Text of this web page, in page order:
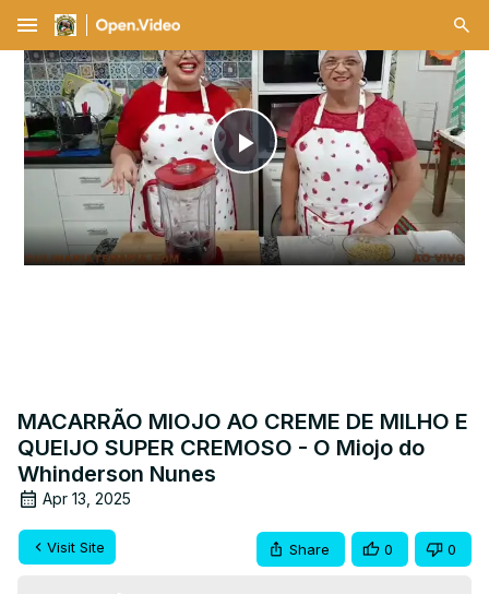
menu
Play
Video
MACARRÃO MIOJO AO CREME DE MILHO E
QUEIJO SUPER CREMOSO - O Miojo do
Whinderson Nunes
Apr 13, 2025
Visit Site Share 0 0